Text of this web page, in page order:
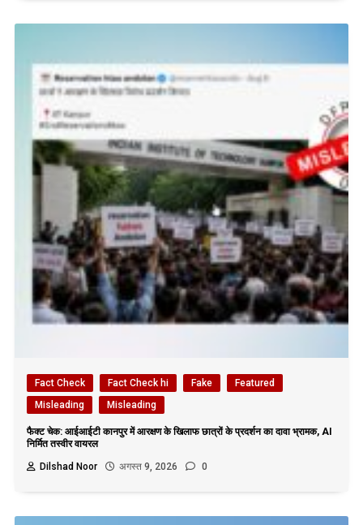
Fact Check Fact Check hi Fake
Featured
Misleading
Misleading
फैक्ट चेक: आईआईटी कानपुर में आरक्षण के खिलाफ छात्रों के प्रदर्शन का दावा भ्रामक, AI
निर्मित तस्वीर वायरल
Dilshad Noor
अगस्त 9, 2026 0